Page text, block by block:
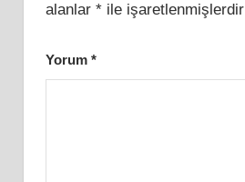
alanlar *ile işaretlenmişlerdir
Yorum *